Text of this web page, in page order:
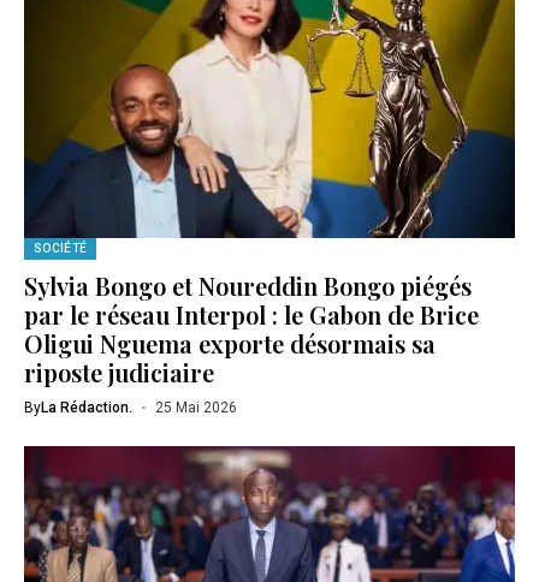
SOCIÉTÉ
Sylvia Bongo et Noureddin Bongo piégés
par le réseau Interpol : le Gabon de Brice
Oligui Nguema exporte désormais sa
riposte judiciaire
ByLa Rédaction. 25 Mai 2026